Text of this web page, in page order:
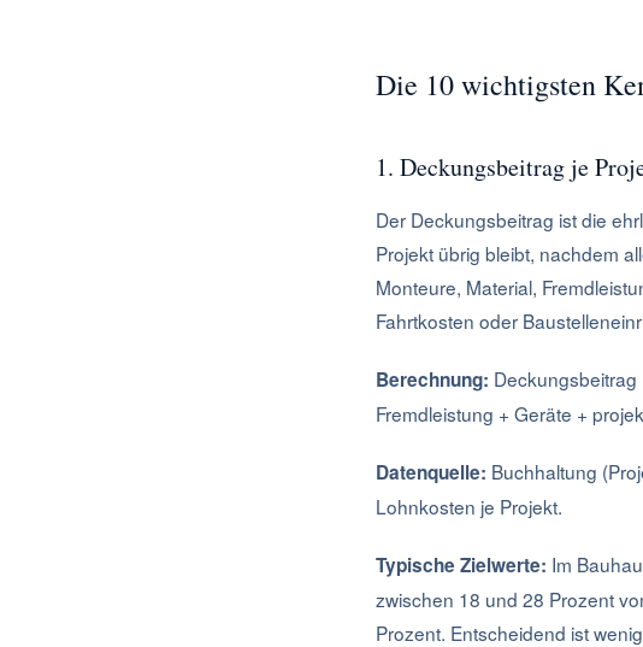
Die 10 wichtigsten
1. Deckungsbeitrag je
Der Deckungsbeitrag ist die
Projekt übrig bleibt, nachdem
Monteure, Material,
Fahrtkosten oder
Berechnung: Deckungsbeitrag
Fremdleistung + Geräte +
Datenquelle: Buchhaltung
Lohnkosten je Projekt.
Typische Zielwerte: Im
zwischen 18 und 28 Prozent
Prozent. Entscheidend ist